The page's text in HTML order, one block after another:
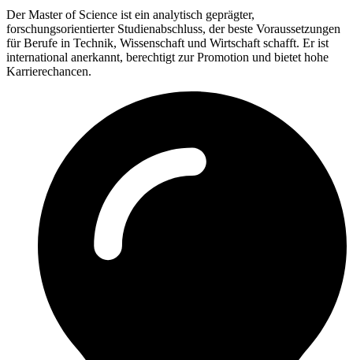
Der Master of Science ist ein analytisch geprägter,
forschungsorientierter Studienabschluss, der beste Voraussetzungen
für Berufe in Technik, Wissenschaft und Wirtschaft schafft. Er ist
international anerkannt, berechtigt zur Promotion und bietet hohe
Karrierechancen.